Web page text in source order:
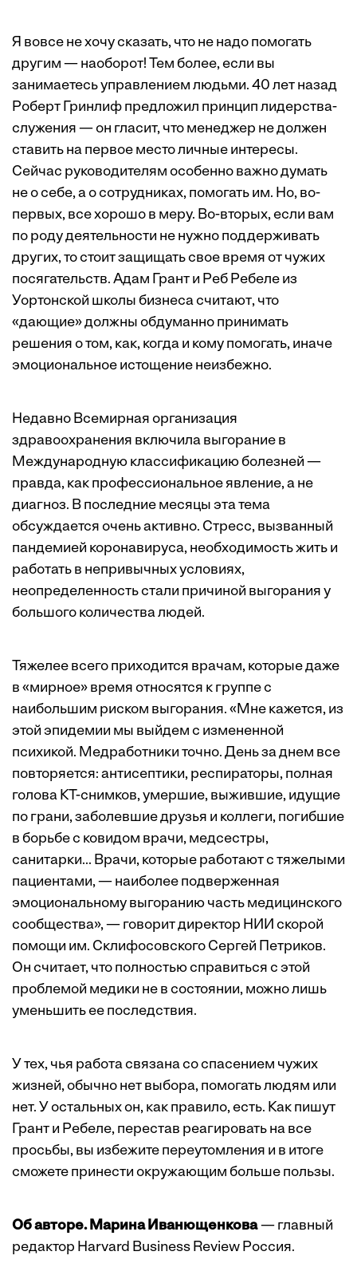
Я вовсе не хочу сказать, что не надо помогать
другим — наоборот! Тем более, если вы
занимаетесь управлением людьми. 40 лет назад
Роберт Гринлиф предложил принцип лидерства-
служения — он гласит, что менеджер не должен
ставить на первое место личные интересы.
Сейчас руководителям особенно важно думать
не о себе, а о сотрудниках, помогать им. Но, во-
первых, все хорошо в меру. Во-вторых, если вам
по роду деятельности не нужно поддерживать
других, то стоит защищать свое время от чужих
посягательств. Адам Грант и Реб Ребеле из
Уортонской школы бизнеса считают, что
«дающие» должны обдуманно принимать
решения о том, как, когда и кому помогать, иначе
эмоциональное истощение неизбежно.
Недавно Всемирная организация
здравоохранения включила выгорание в
Международную классификацию болезней —
правда, как профессиональное явление, а не
диагноз. В последние месяцы эта тема
обсуждается очень активно. Стресс, вызванный
пандемией коронавируса, необходимость жить и
работать в непривычных условиях,
неопределенность стали причиной выгорания у
большого количества людей.
Тяжелее всего приходится врачам, которые даже
в «мирное» время относятся к группе с
наибольшим риском выгорания. «Мне кажется, из
этой эпидемии мы выйдем с измененной
психикой. Медработники точно. День за днем все
повторяется: антисептики, респираторы, полная
голова КТ-снимков, умершие, выжившие, идущие
по грани, заболевшие друзья и коллеги, погибшие
в борьбе с ковидом врачи, медсестры,
санитарки... Врачи, которые работают с тяжелыми
пациентами, — наиболее подверженная
эмоциональному выгоранию часть медицинского
сообщества», — говорит директор НИИ скорой
помощи им. Склифосовского Сергей Петриков.
Он считает, что полностью справиться с этой
проблемой медики не в состоянии, можно лишь
уменьшить ее последствия.
У тех, чья работа связана со спасением чужих
жизней, обычно нет выбора, помогать людям или
нет. У остальных он, как правило, есть. Как пишут
Грант и Ребеле, перестав реагировать на все
просьбы, вы избежите переутомления и в итоге
сможете принести окружающим больше пользы.
Об авторе. Марина Иванющенкова— главный
редактор Harvard Business Review Россия.